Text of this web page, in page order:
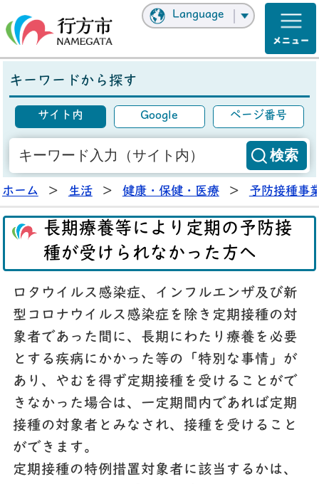
Language
キーワードから探す
サイト内 Google ページ番号
ホーム > 生活 > 健康・保健・医療 > 予防接種事
長期療養等により定期の予防接
種が受けられなかった方へ
ロタウイルス感染症、インフルエンザ及び新
型コロナウイルス感染症を除き定期接種の対
象者であった間に、長期にわたり療養を必要
とする疾病にかかった等の「特別な事情」が
あり、やむを得ず定期接種を受けることがで
きなかった場合は、一定期間内であれば定期
接種の対象者とみなされ、接種を受けること
ができます。
定期接種の特例措置対象者に該当するかは、